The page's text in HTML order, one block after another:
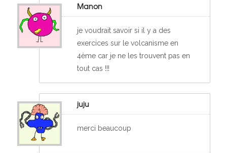
Manon
je voudrait savoir si il y a des
exercices sur le volcanisme en
4ème car je ne les trouvent pas en
tout cas !!!
juju
merci beaucoup